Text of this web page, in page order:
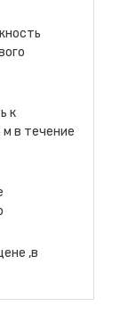
к
в течение
,в